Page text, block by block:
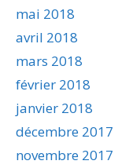
mai 2018
avril 2018
mars 2018
février 2018
janvier 2018
décembre 2017
novembre 2017